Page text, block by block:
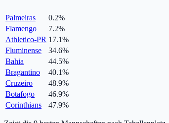
Palmeiras 0.2%
Flamengo
7.2%
Athletico-PR 17.1%
Fluminense
34.6%
Bahia
44.5%
Bragantino
40.1%
Cruzeiro
48.9%
Botafogo
46.9%
Corinthians
47.9%